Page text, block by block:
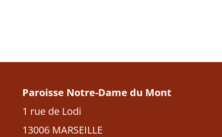
Paroisse Notre-Dame du Mont
1 rue de Lodi
13006 MARSEILLE